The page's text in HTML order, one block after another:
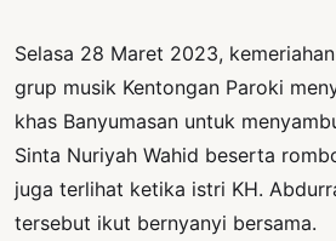
Selasa 28 Maret 2023,
grup musik Kentongan Paroki
khas Banyumasan untuk
Sinta Nuriyah Wahid beserta
juga terlihat ketika istri KH.
tersebut ikut bernyanyi bersama.